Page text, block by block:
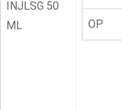
INJLSG 50
ML
OP